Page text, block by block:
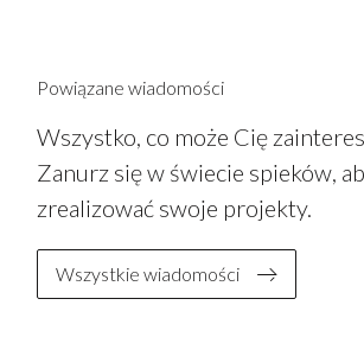
Powiązane wiadomości
Wszystko, co może Cię
Zanurz się w świecie spieków,
zrealizować swoje projekty.
Wszystkie wiadomości